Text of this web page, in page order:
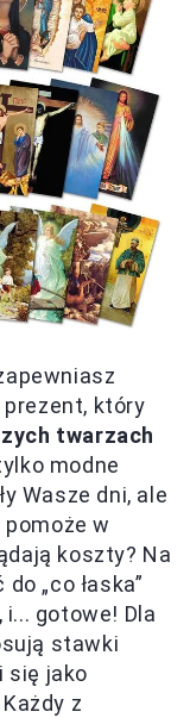
który
twarzach
modne
Wasze dni, ale
w
koszty? Na
„co łaska”
gotowe! Dla
stawki
się jako
z